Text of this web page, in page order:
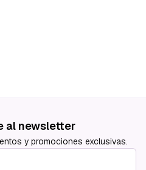
al newsletter
y promociones exclusivas.